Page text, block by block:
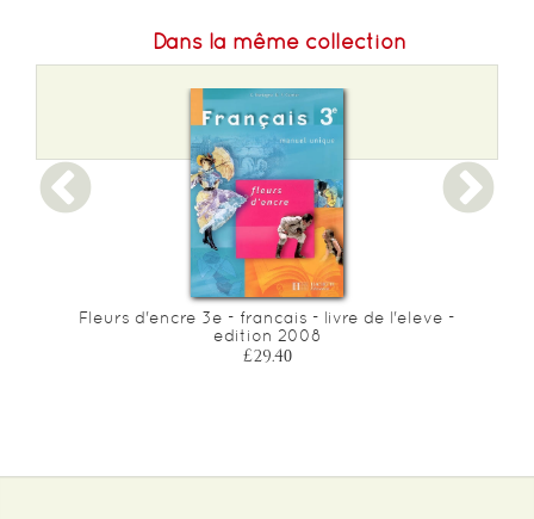
Dans la même collection
Fleurs d'encre 3e - francais - livre de l'eleve -
edition 2008
£29.40